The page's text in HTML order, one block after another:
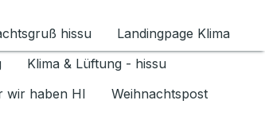
umschalten
hissu
Landingpage Klima
Klima & Lüftung - hissu
wir haben HI
Weihnachtspost